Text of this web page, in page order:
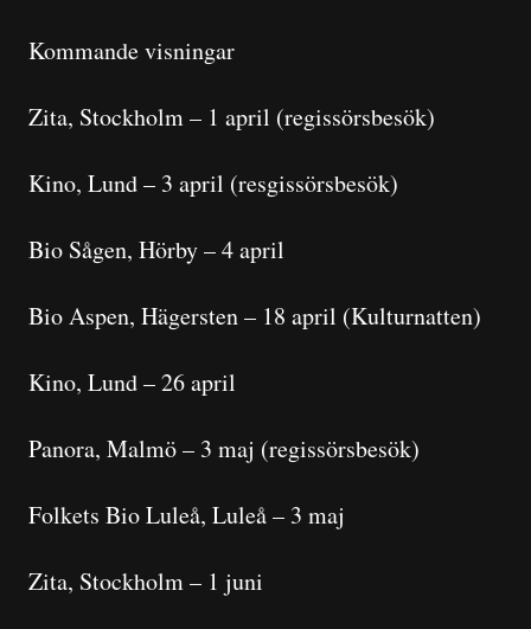
Kommande visningar
Zita, Stockholm – 1 april (regissörsbesök)
Kino, Lund – 3 april (resgissörsbesök)
Bio Sågen, Hörby – 4 april
Bio Aspen, Hägersten – 18 april (Kulturnatten)
Kino, Lund – 26 april
Panora, Malmö – 3 maj (regissörsbesök)
Folkets Bio Luleå, Luleå – 3 maj
Zita, Stockholm – 1 juni